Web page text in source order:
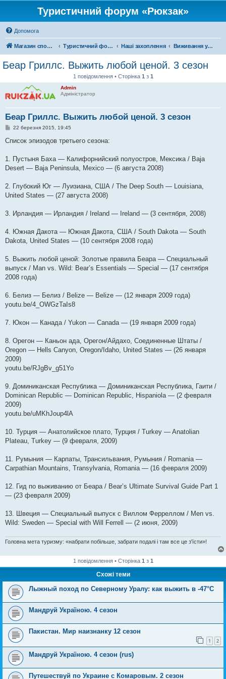
Туристичний форум «Рюкзак»
Допомога
Магазин спорядження Туристичний форум «Рюкзак» Наші захоплення Виживання у дикій природі
Беар Гриллс. Выжить любой ценой. 3 сезон
1 повідомлення • Сторінка 1 з 1
Admin
Адміністратор
Беар Гриллс. Выжить любой ценой. 3 сезон
П
в
о
л
н
я
22 березня 2015, 19:45
Список эпизодов третьего сезона:
1. Пустыня Баха — Калифорнийский полуостров, Мексика / Baja
Desert — Baja Peninsula, Mexico — (6 августа 2008)
2. Глубокий Юг — Луизиана, США / The Deep South — Louisiana,
United States — (27 августа 2008)
3. Ирландия — Ирландия / Ireland — Ireland — (3 сентября, 2008)
4. Южная Дакота — Южная Дакота, США / South Dakota — South
Dakota, United States — (10 сентября 2008 года)
5. Выжить любой ценой: Золотые правила Беара — Специальный
выпуск / Man vs. Wild: Bear’s Essentials — Special — (17 сентября
2008 года)
6. Белиз — Белиз / Belize — Belize — (12 января 2009 года)
youtu.be/4_OWGzTaIs8
7. Юкон — Канада / Yukon — Canada — (19 января 2009 года)
8. Орегон — Каньон ада, Орегон/Айдахо, Соединенные Штаты /
Oregon — Hells Canyon, Oregon/Idaho, United States — (26 января
2009)
youtu.be/RJgBv_g51Yo
9. Доминиканская Республика — Доминиканская Республика, Гаити /
Dominican Republic — Dominican Republic, Hispaniola — (2 февраля
2009)
youtu.be/uMKhJoup4lA
10. Турция — Анатолийское плато, Турция / Turkey — Anatolian
Plateau, Turkey — (9 февраля, 2009)
11. Румыния — Карпаты, Трансильвания, Румыния / Romania —
Carpathian Mountains, Transylvania, Romania — (16 февраля 2009)
12. Гид по выживанию от Беара / Bear’s Ultimate Survival Guide Part 1
— (23 февраля 2009)
13. Швеция — Специальный выпуск с Виллом Ферреллом / Men vs.
Wild: Sweden — Special with Will Ferrell — (2 июня, 2009)
Головна мета туризму: «набрати побільше, забрати подалі і там все це з'їсти»!
1 повідомлення • Сторінка 1 з 1
Схожі теми
Лыжный поход по Северному Уралу: как выжить в -47°C
Мандруй Україною. 4 сезон
Пакистан. Мир наизнанку 12 сезон
1 2
Мандруй Україною. 4 сезон (rus)
Путешествуй по Украине с Комаровым. 2 сезон